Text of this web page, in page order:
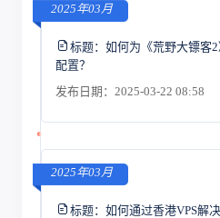
2025年03月
标题： 如何为《荒野大镖客
配置？
发布日期：2025-03-22 08:58
2025年03月
标题： 如何通过香港VPS解